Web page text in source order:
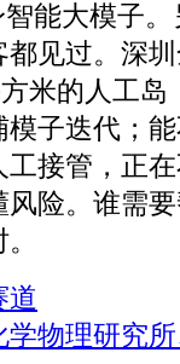
能大模子
见过。深
米的人工
子迭代；
接管，正
险。谁需
道
物理研究